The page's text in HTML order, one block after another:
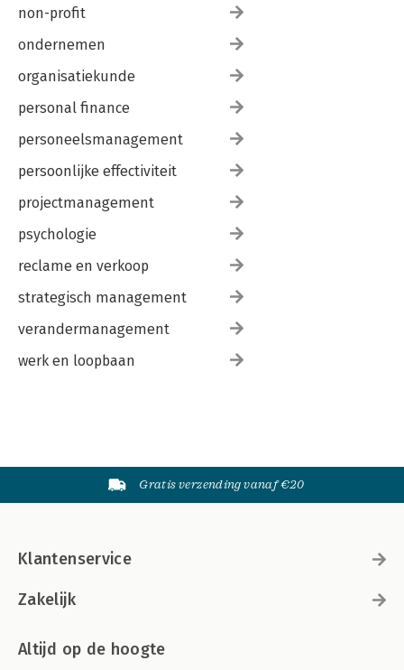
non-profit
ondernemen
organisatiekunde
personal finance
personeelsmanagement
persoonlijke effectiviteit
projectmanagement
psychologie
reclame en verkoop
strategisch management
verandermanagement
werk en loopbaan
Gratis verzending vanaf €20
Klantenservice
Zakelijk
Altijd op de hoogte